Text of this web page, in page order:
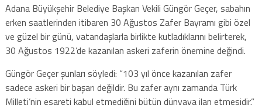
Adana Büyükşehir Belediye Başkan Vekili Güngör Geçer, sabahın
erken saatlerinden itibaren 30 Ağustos Zafer Bayramı gibi özel
ve güzel bir günü, vatandaşlarla birlikte kutladıklarını belirterek,
30 Ağustos 1922’de kazanılan askeri zaferin önemine değindi.
Güngör Geçer şunları söyledi: “103 yıl önce kazanılan zafer
sadece askeri bir başarı değildir. Bu zafer aynı zamanda Türk
Milleti’nin esareti kabul etmediğini bütün dünyaya ilan etmesidir.”